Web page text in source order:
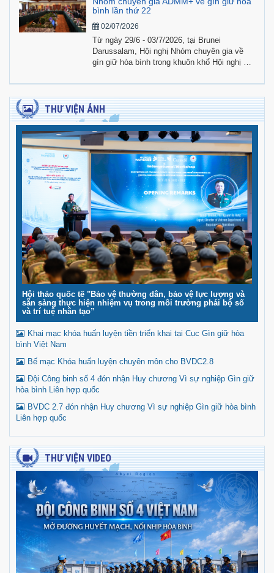
bình lần thứ 22
02/07/2026
Từ ngày 29/6 - 03/7/2026, tại Brunei
Darussalam, Hội nghị Nhóm chuyên gia về
gìn giữ hòa bình trong khuôn khổ Hội nghị Bộ
rộng (ADMM+) lần thứ 22, chu kỳ 5 (2024 -
2027) đã được tổ chức dưới sự đồng chủ trì
của Brunei Darussalam và Trung Quốc.
THƯ VIỆN ẢNH
Hội thảo quốc tế "Bảo vệ thường dân, bảo vệ lực lượng và
sẵn sàng thực hiện nhiệm vụ trong môi trường phái bộ số
và trí tuệ nhân tạo”
Khai mạc khóa huấn luyện tiền triển khai tại Cục Gìn giữ hòa
bình Việt Nam
Bế mạc Khóa huấn luyện chuyên môn cho BVDC2.8
Đội Công binh số 4 đón nhận Huy chương Vì sự nghiệp Gìn giữ
hòa bình Liên hợp quốc
BVDC 2.7 đón nhận Huy chương Vì sự nghiệp Gìn giữ hòa bình
Liên hợp quốc
THƯ VIỆN VIDEO